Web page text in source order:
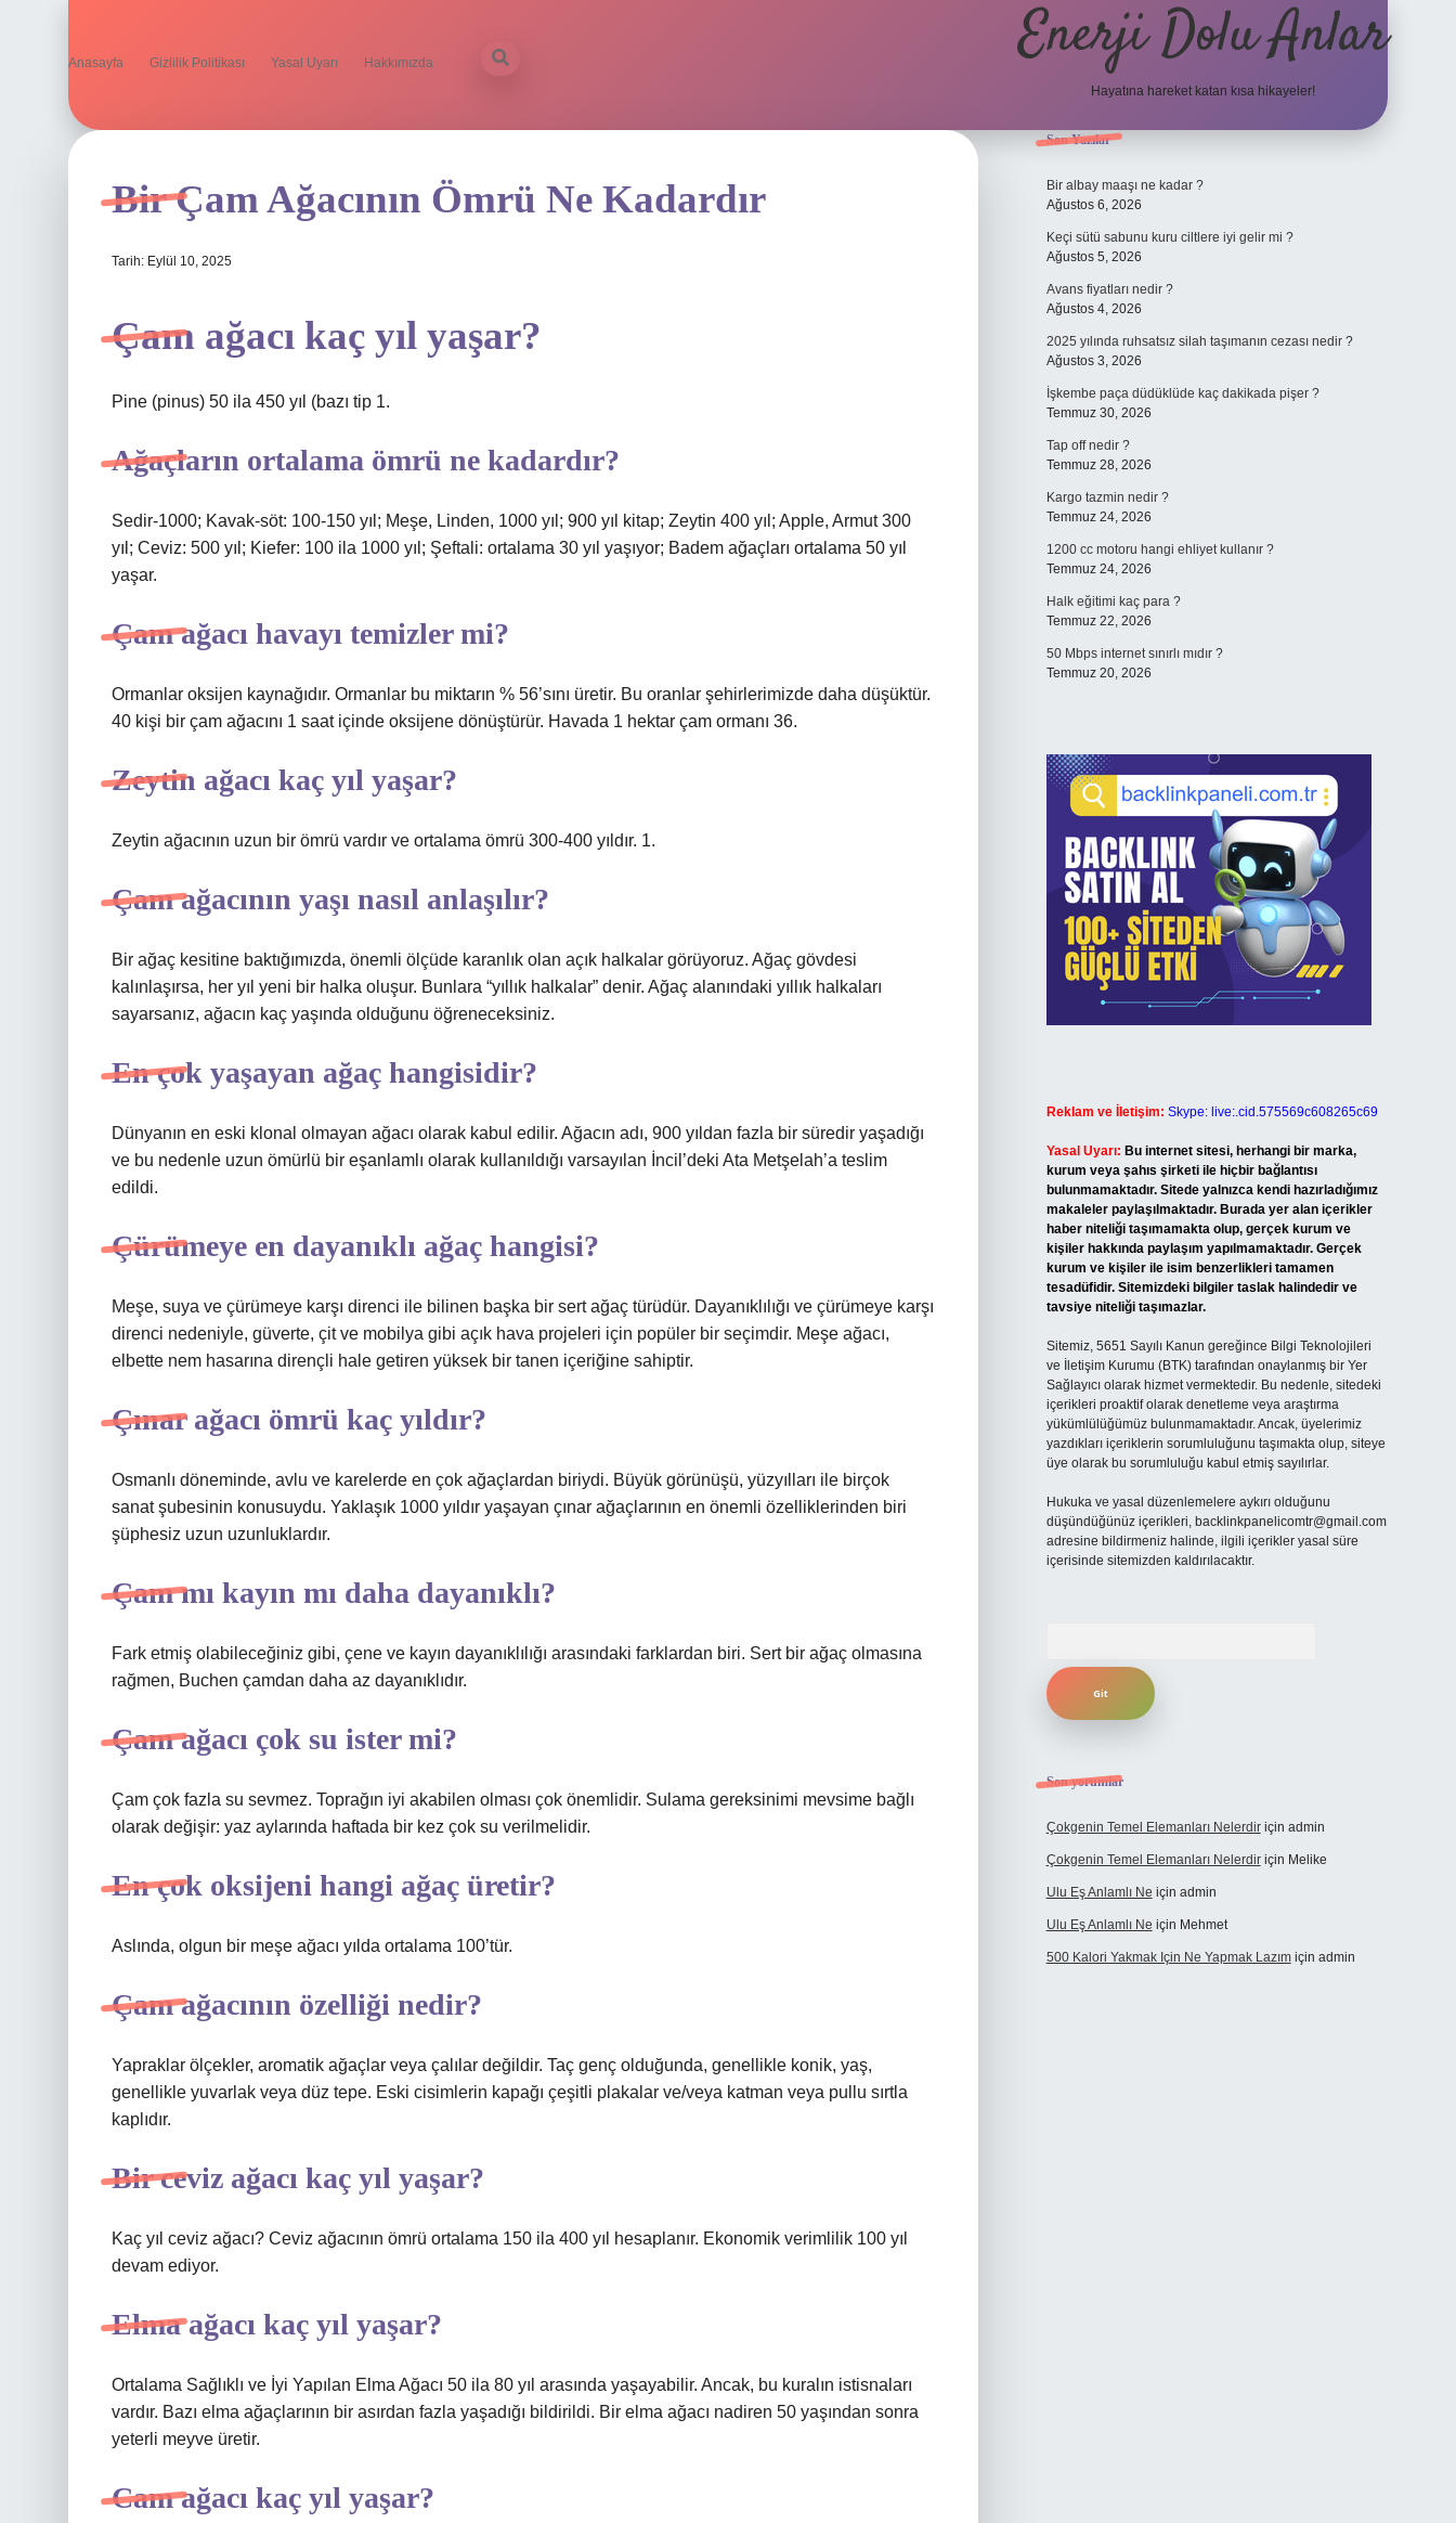
Anasayfa Gizlilik Politikası Yasal Uyarı Hakkımızda Enerji Dolu Anlar
Hayatına hareket katan kısa hikayeler!
Bir Çam Ağacının Ömrü Ne Kadardır
Tarih: Eylül 10, 2025
Çam ağacı kaç yıl yaşar?
Pine (pinus) 50 ila 450 yıl (bazı tip 1.
Ağaçların ortalama ömrü ne kadardır?
Sedir-1000; Kavak-söt: 100-150 yıl; Meşe, Linden, 1000 yıl; 900 yıl kitap; Zeytin 400 yıl; Apple, Armut 300
yıl; Ceviz: 500 yıl; Kiefer: 100 ila 1000 yıl; Şeftali: ortalama 30 yıl yaşıyor; Badem ağaçları ortalama 50 yıl
yaşar.
Çam ağacı havayı temizler mi?
Ormanlar oksijen kaynağıdır. Ormanlar bu miktarın % 56’sını üretir. Bu oranlar şehirlerimizde daha düşüktür.
40 kişi bir çam ağacını 1 saat içinde oksijene dönüştürür. Havada 1 hektar çam ormanı 36.
Zeytin ağacı kaç yıl yaşar?
Zeytin ağacının uzun bir ömrü vardır ve ortalama ömrü 300-400 yıldır. 1.
Çam ağacının yaşı nasıl anlaşılır?
Bir ağaç kesitine baktığımızda, önemli ölçüde karanlık olan açık halkalar görüyoruz. Ağaç gövdesi
kalınlaşırsa, her yıl yeni bir halka oluşur. Bunlara “yıllık halkalar” denir. Ağaç alanındaki yıllık halkaları
sayarsanız, ağacın kaç yaşında olduğunu öğreneceksiniz.
En çok yaşayan ağaç hangisidir?
Dünyanın en eski klonal olmayan ağacı olarak kabul edilir. Ağacın adı, 900 yıldan fazla bir süredir yaşadığı
ve bu nedenle uzun ömürlü bir eşanlamlı olarak kullanıldığı varsayılan İncil’deki Ata Metşelah’a teslim
edildi.
Çürümeye en dayanıklı ağaç hangisi?
Meşe, suya ve çürümeye karşı direnci ile bilinen başka bir sert ağaç türüdür. Dayanıklılığı ve çürümeye karşı
direnci nedeniyle, güverte, çit ve mobilya gibi açık hava projeleri için popüler bir seçimdir. Meşe ağacı,
elbette nem hasarına dirençli hale getiren yüksek bir tanen içeriğine sahiptir.
Çınar ağacı ömrü kaç yıldır?
Osmanlı döneminde, avlu ve karelerde en çok ağaçlardan biriydi. Büyük görünüşü, yüzyılları ile birçok
sanat şubesinin konusuydu. Yaklaşık 1000 yıldır yaşayan çınar ağaçlarının en önemli özelliklerinden biri
şüphesiz uzun uzunluklardır.
Çam mı kayın mı daha dayanıklı?
Fark etmiş olabileceğiniz gibi, çene ve kayın dayanıklılığı arasındaki farklardan biri. Sert bir ağaç olmasına
rağmen, Buchen çamdan daha az dayanıklıdır.
Çam ağacı çok su ister mi?
Çam çok fazla su sevmez. Toprağın iyi akabilen olması çok önemlidir. Sulama gereksinimi mevsime bağlı
olarak değişir: yaz aylarında haftada bir kez çok su verilmelidir.
En çok oksijeni hangi ağaç üretir?
Aslında, olgun bir meşe ağacı yılda ortalama 100’tür.
Çam ağacının özelliği nedir?
Yapraklar ölçekler, aromatik ağaçlar veya çalılar değildir. Taç genç olduğunda, genellikle konik, yaş,
genellikle yuvarlak veya düz tepe. Eski cisimlerin kapağı çeşitli plakalar ve/veya katman veya pullu sırtla
kaplıdır.
Bir ceviz ağacı kaç yıl yaşar?
Kaç yıl ceviz ağacı? Ceviz ağacının ömrü ortalama 150 ila 400 yıl hesaplanır. Ekonomik verimlilik 100 yıl
devam ediyor.
Elma ağacı kaç yıl yaşar?
Ortalama Sağlıklı ve İyi Yapılan Elma Ağacı 50 ila 80 yıl arasında yaşayabilir. Ancak, bu kuralın istisnaları
vardır. Bazı elma ağaçlarının bir asırdan fazla yaşadığı bildirildi. Bir elma ağacı nadiren 50 yaşından sonra
yeterli meyve üretir.
Cam ağacı kaç yıl yaşar?
Sidebar
Son Yazılar
Bir albay maaşı ne kadar ?
Ağustos 6, 2026
Keçi sütü sabunu kuru ciltlere iyi gelir mi ?
Ağustos 5, 2026
Avans fiyatları nedir ?
Ağustos 4, 2026
2025 yılında ruhsatsız silah taşımanın cezası nedir ?
Ağustos 3, 2026
İşkembe paça düdüklüde kaç dakikada pişer ?
Temmuz 30, 2026
Tap off nedir ?
Temmuz 28, 2026
Kargo tazmin nedir ?
Temmuz 24, 2026
1200 cc motoru hangi ehliyet kullanır ?
Temmuz 24, 2026
Halk eğitimi kaç para ?
Temmuz 22, 2026
50 Mbps internet sınırlı mıdır ?
Temmuz 20, 2026
Reklam ve İletişim: Skype: live:.cid.575569c608265c69
Yasal Uyarı: Bu internet sitesi, herhangi bir marka,
kurum veya şahıs şirketi ile hiçbir bağlantısı
bulunmamaktadır. Sitede yalnızca kendi hazırladığımız
makaleler paylaşılmaktadır. Burada yer alan içerikler
haber niteliği taşımamakta olup, gerçek kurum ve
kişiler hakkında paylaşım yapılmamaktadır. Gerçek
kurum ve kişiler ile isim benzerlikleri tamamen
tesadüfidir. Sitemizdeki bilgiler taslak halindedir ve
tavsiye niteliği taşımazlar.
Sitemiz, 5651 Sayılı Kanun gereğince Bilgi Teknolojileri
ve İletişim Kurumu (BTK) tarafından onaylanmış bir Yer
Sağlayıcı olarak hizmet vermektedir. Bu nedenle, sitedeki
içerikleri proaktif olarak denetleme veya araştırma
yükümlülüğümüz bulunmamaktadır. Ancak, üyelerimiz
yazdıkları içeriklerin sorumluluğunu taşımakta olup, siteye
üye olarak bu sorumluluğu kabul etmiş sayılırlar.
Hukuka ve yasal düzenlemelere aykırı olduğunu
düşündüğünüz içerikleri, backlinkpanelicomtr@gmail.com
adresine bildirmeniz halinde, ilgili içerikler yasal süre
içerisinde sitemizden kaldırılacaktır.
Son yorumlar
Çokgenin Temel Elemanları Nelerdiriçin admin
Çokgenin Temel Elemanları Nelerdiriçin Melike
Ulu Eş Anlamlı Ne için admin
Ulu Eş Anlamlı Ne için Mehmet
500 Kalori Yakmak Için Ne Yapmak Lazımiçin admin